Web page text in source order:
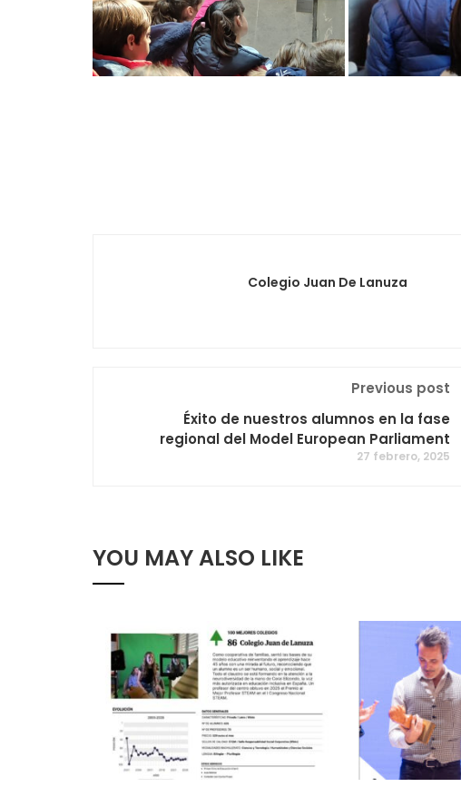
Colegio Juan De Lanuza
Previous post
Éxito de nuestros alumnos en la fase
regional del Model European Parliament
27 febrero, 2025
YOU MAY ALSO LIKE